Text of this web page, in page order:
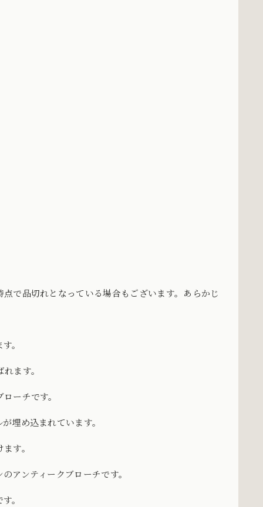
で品切れとなっている場合もございます。あらかじ
。
ます。
ーチです。
埋め込まれています。
す。
アンティークブローチです。
。